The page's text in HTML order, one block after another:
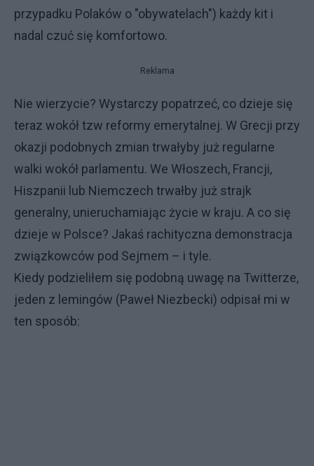
przypadku Polaków o "obywatelach") każdy kit i
nadal czuć się komfortowo.
Reklama
Nie wierzycie? Wystarczy popatrzeć, co dzieje się
teraz wokół tzw reformy emerytalnej. W Grecji przy
okazji podobnych zmian trwałyby już regularne
walki wokół parlamentu. We Włoszech, Francji,
Hiszpanii lub Niemczech trwałby już strajk
generalny, unieruchamiając życie w kraju. A co się
dzieje w Polsce? Jakaś rachityczna demonstracja
związkowców pod Sejmem – i tyle.
Kiedy podzieliłem się podobną uwagę na Twitterze,
jeden z lemingów (Paweł Niezbecki) odpisał mi w
ten sposób: